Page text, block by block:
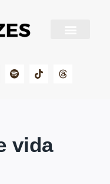
vida